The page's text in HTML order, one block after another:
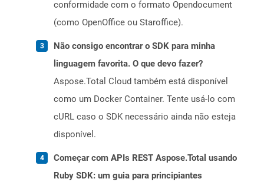
conformidade com o formato Opendocument
(como OpenOffice ou Staroffice).
Não consigo encontrar o SDK para minha
linguagem favorita. O que devo fazer?
Aspose.Total Cloud também está disponível
como um Docker Container. Tente usá-lo com
cURL caso o SDK necessário ainda não esteja
disponível.
Começar com APIs REST Aspose.Total usando
Ruby SDK: um guia para principiantes